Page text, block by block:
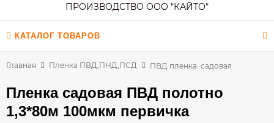
ПРОИЗВОДСТВО ООО "КАЙТО"
КАТАЛОГ ТОВАРОВ
Главная Пленка ПВД,ПНД,ПСД ПВД пленка: садовая
Пленка садовая ПВД полотно
1,3*80м 100мкм первичка